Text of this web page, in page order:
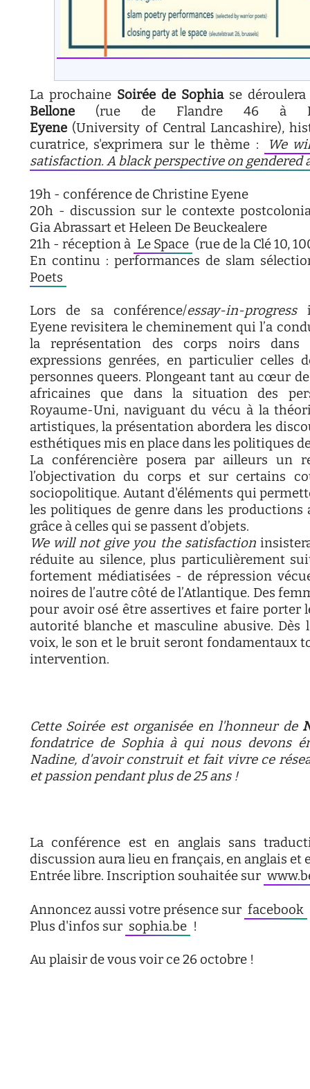
La prochaine Soirée de Sophia se
Bellone(rue de Flandre 46 à
Eyene(University of Central Lancashire),
curatrice, s'exprimera sur le thème :
We
satisfaction. A black perspective on
19h - conférence de Christine Eyene
20h - discussion sur le contexte
Gia Abrassart et Heleen De Beuckealere
21h - réception à Le Space (rue de la Clé 10,
En continu : performances de slam
Poets
Lors de sa conférence/essay-in-progress
Eyene revisitera le cheminement qui l’a
la représentation des corps noirs dans
expressions genrées, en particulier celles
personnes queers. Plongeant tant au cœur
africaines que dans la situation des
Royaume-Uni, naviguant du vécu à la
artistiques, la présentation abordera les
esthétiques mis en place dans les politiques
La conférencière posera par ailleurs un
l’objectivation du corps et sur certains
sociopolitique. Autant d'éléments qui
les politiques de genre dans les
grâce à celles qui se passent d’objets.
We will not give you the satisfaction
réduite au silence, plus particulièrement
fortement médiatisées - de répression
noires de l’autre côté de l’Atlantique. Des
pour avoir osé être assertives et faire porter
autorité blanche et masculine abusive. Dès
voix, le son et le bruit seront fondamentaux
intervention.
Cette Soirée est organisée en l'honneur de
fondatrice de Sophia à qui nous devons
Nadine, d'avoir construit et fait vivre ce
et passion pendant plus de 25 ans !
La conférence est en anglais sans
discussion aura lieu en français, en anglais et
Entrée libre. Inscription souhaitée sur
Annoncez aussi votre présence sur facebook
Plus d'infos sur sophia.be !
Au plaisir de vous voir ce 26 octobre !